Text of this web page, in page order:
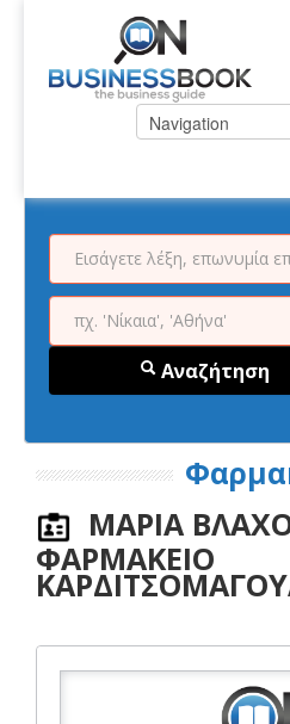
Αναζήτηση
ΜΑΡΙΑ
ΦΑΡΜΑΚΕΙΟ